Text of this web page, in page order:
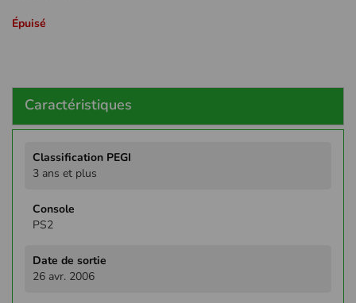
Épuisé
Caractéristiques
d'infos
3 ans et plus
PS2
26 avr. 2006